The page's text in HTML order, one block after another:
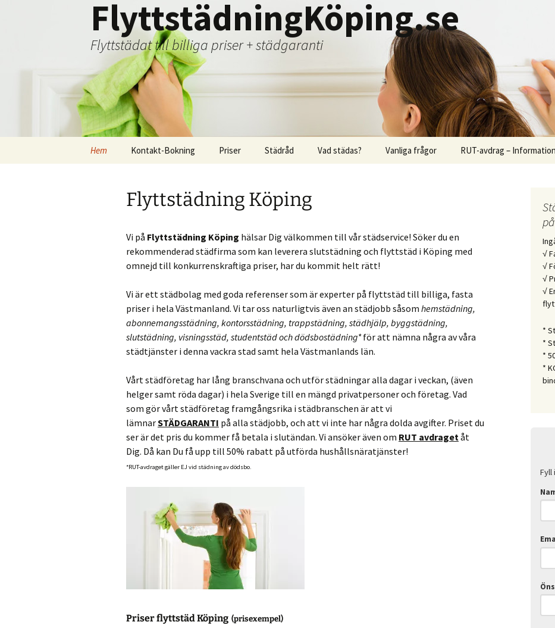
FlyttstädningKöping.se
Flyttstädat till billiga priser + städgaranti
Hem Kontakt-Bokning Priser Städråd Vad städas? Vanliga frågor RUT-avdrag – Information
Flyttstädning Köping
Vi på Flyttstädning Köping hälsar Dig välkommen till vår städservice! Söker du en
rekommenderad städfirma som kan leverera slutstädning och flyttstäd i Köping med
omnejd till konkurrenskraftiga priser, har du kommit helt rätt!
Vi är ett städbolag med goda referenser som är experter på flyttstäd till billiga, fasta
priser i hela Västmanland. Vi tar oss naturligtvis även an städjobb såsom hemstädning,
abonnemangsstädning, kontorsstädning, trappstädning, städhjälp, byggstädning,
slutstädning, visningsstäd, studentstäd och dödsbostädning*för att nämna några av våra
städtjänster i denna vackra stad samt hela Västmanlands län.
Vårt städföretag har lång branschvana och utför städningar alla dagar i veckan, (även
helger samt röda dagar) i hela Sverige till en mängd privatpersoner och företag. Vad
som gör vårt städföretag framgångsrika i städbranschen är att vi
lämnarSTÄDGARANTI på alla städjobb, och att vi inte har några dolda avgifter. Priset du
ser är det pris du kommer få betala i slutändan. Vi ansöker även om RUT avdragetåt
Dig. Då kan Du få upp till 50% rabatt på utförda hushållsnäratjänster!
*RUT-avdraget gäller EJ vid städning av dödsbo.
Priser flyttstäd Köping (prisexempel)
√
√
√
√
*
*
*
*
Fyll